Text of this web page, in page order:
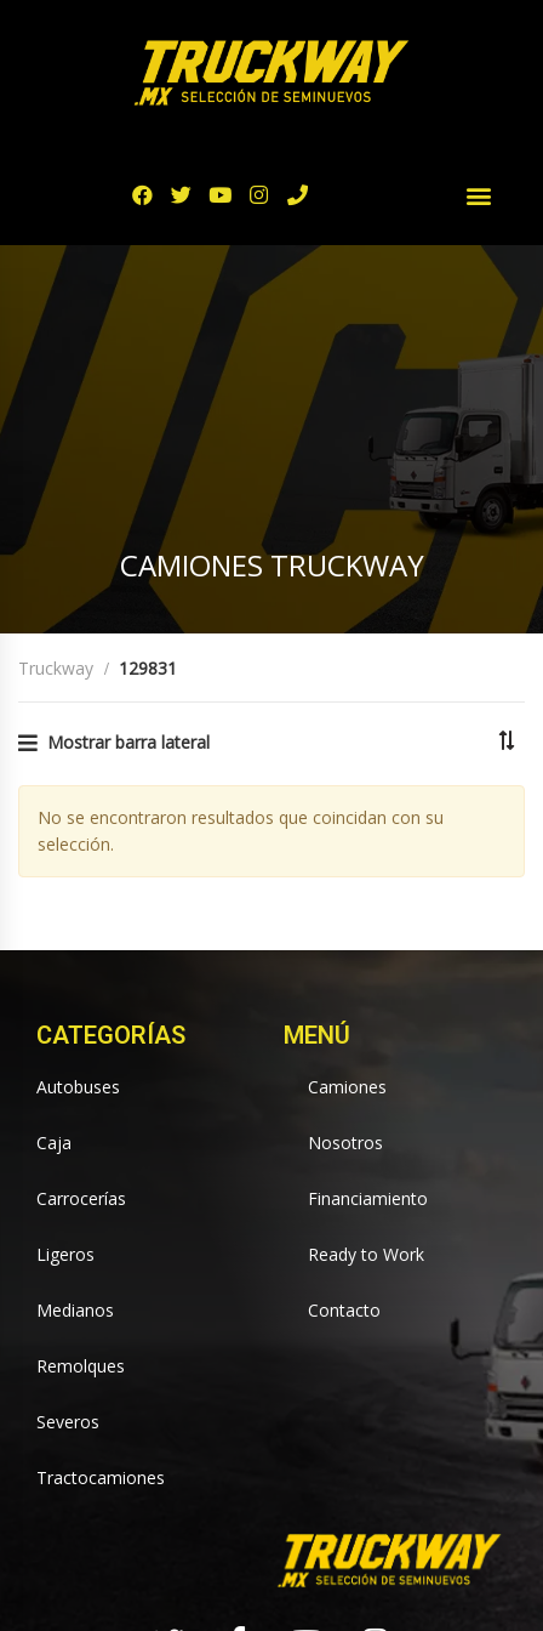
CAMIONES TRUCKWAY
Truckway 129831
Mostrar barra lateral
No se encontraron resultados que coincidan con su
selección.
CATEGORÍAS
Autobuses
Caja
Carrocerías
Ligeros
Medianos
Remolques
Severos
Tractocamiones
MENÚ
Camiones
Nosotros
Financiamiento
Ready to Work
Contacto